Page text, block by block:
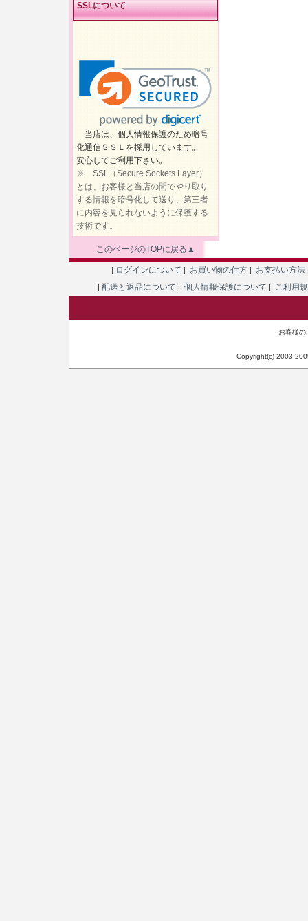
SSLについて
当店は、個人情報保護のため暗号
化通信ＳＳＬを採用しています。
安心してご利用下さい。
※ SSL（Secure Sockets Layer）
とは、お客様と当店の間でやり取り
する情報を暗号化して送り、第三者
に内容を見られないように保護する
技術です。
このページのTOPに戻る▲
| ログインについて | お買い物の仕方 | お支払い方法
| 配送と返品について | 個人情報保護について | ご利用
お客様
Copyright(c) 2003-